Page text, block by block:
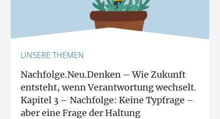
UNSERE THEMEN
Nachfolge.Neu.Denken – Wie Zukunft
entsteht, wenn Verantwortung wechselt.
Kapitel 3 – Nachfolge: Keine Typfrage –
aber eine Frage der Haltung